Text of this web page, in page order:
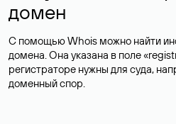
домен
С помощью Whois можно найти
домена. Она указана в поле
регистраторе нужны для суда,
доменный спор.